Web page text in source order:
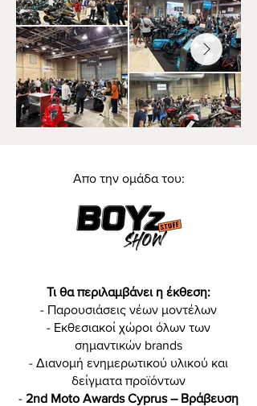
Απο την ομάδα του:
Τι θα περιλαμβάνει η έκθεση:
- Παρουσιάσεις νέων μοντέλων
- Εκθεσιακοί χώροι όλων των
σημαντικών brands
- Διανομή ενημερωτικού υλικού και
δείγματα προϊόντων
- 2nd Moto Awards Cyprus – Βράβευση